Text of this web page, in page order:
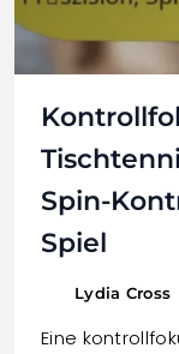
Spin-
Spiel
Lydia Cross
Eine